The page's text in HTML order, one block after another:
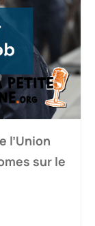
l’Union
sur le